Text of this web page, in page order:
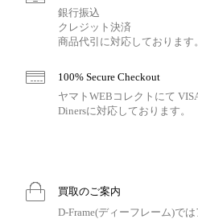
銀行振込
クレジット決済
商品代引に対応しております。
100% Secure Checkout
ヤマトWEBコレクトにて
Dinersに対応しております。
買取のご案内
D-Frame(ディーフレーム)で